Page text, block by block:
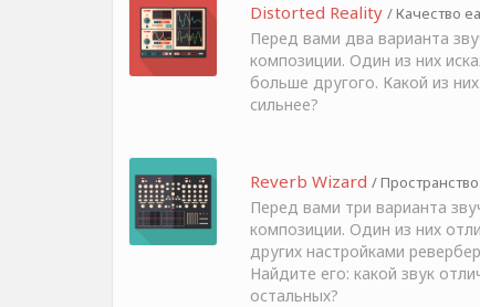
Distorted Reality / Качество
Перед вами два варианта
композиции. Один из них
больше другого. Какой из
сильнее?
Reverb Wizard /
Перед вами три варианта
композиции. Один из них
других настройками
Найдите его: какой звук
остальных?